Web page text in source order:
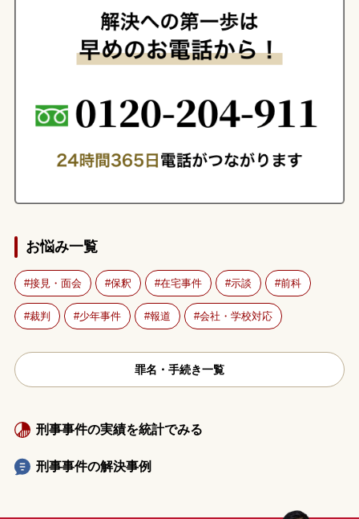
お悩み一覧
接見・面会 保釈 在宅事件 示談 前科
裁判 少年事件 報道 会社・学校対応
罪名・手続き一覧
刑事事件の実績を統計でみる
刑事事件の解決事例